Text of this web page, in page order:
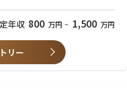
な環境で自分たちの技術で社会に
を見据えた急成長するチャレン
SaaS標準プロダクトに落とし込
注先との調整・折衝
細設計などの実作業は、協力会
年収 800 万円 ~ 1,500 万円
リー